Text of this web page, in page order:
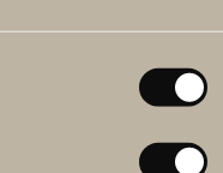
du ska välja? Jämför
som passar dig allra